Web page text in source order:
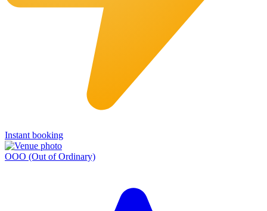
Instant booking
OOO (Out of Ordinary)